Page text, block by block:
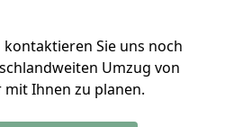
kontaktieren Sie uns noch
Umzug von
mit Ihnen zu planen.